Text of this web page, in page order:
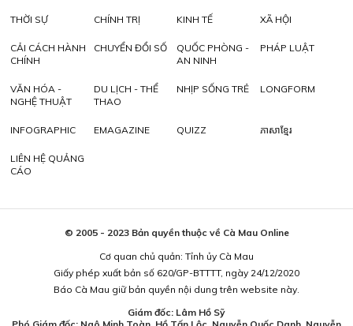
THỜI SỰ CHÍNH TRỊ KINH TẾ XÃ HỘI
CẢI CÁCH HÀNH
CHÍNH
CHUYỂN ĐỔI SỐ
QUỐC PHÒNG -
AN NINH
PHÁP LUẬT
VĂN HÓA -
NGHỆ THUẬT
DU LỊCH - THỂ
THAO
NHỊP SỐNG TRẺ LONGFORM
INFOGRAPHIC EMAGAZINE QUIZZ ភាសាខ្មែរ
LIÊN HỆ QUẢNG
CÁO
© 2005 - 2023 Bản quyền thuộc về Cà Mau Online
Cơ quan chủ quản: Tỉnh ủy Cà Mau
Giấy phép xuất bản số 620/GP-BTTTT, ngày 24/12/2020
Báo Cà Mau giữ bản quyền nội dung trên website này.
Giám đốc: Lâm Hồ Sỹ